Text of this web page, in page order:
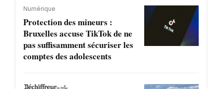
Numérique
Protection des mineurs :
Bruxelles accuse TikTok de ne
pas suffisamment sécuriser les
comptes des adolescents